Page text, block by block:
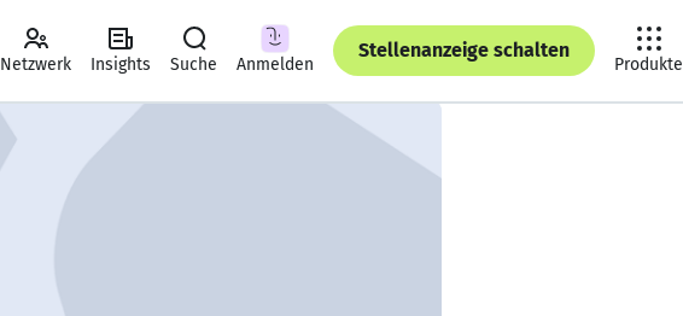
Netzwerk Insights Suche Anmelden
Stellenanzeige schalten
Produkte